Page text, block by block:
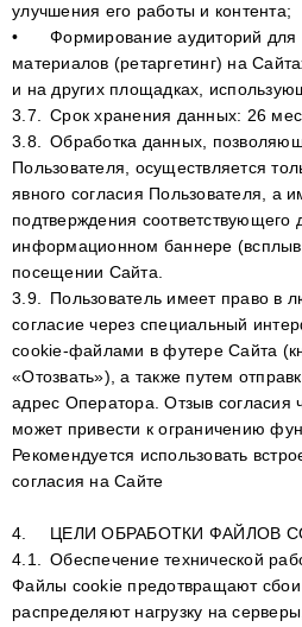
улучшения его работы и контента;
•
Формирование аудиторий для
материалов (ретаргетинг) на
и на других площадках,
3.7.
Срок хранения данных: 26
3.8.
Обработка данных,
Пользователя, осуществляется
явного согласия Пользователя, а
подтверждения соответствующего
информационном баннере
посещении Сайта.
3.9.
Пользователь имеет право в
согласие через специальный
cookie-файлами в футере Сайта
«Отозвать»), а также путем
адрес Оператора. Отзыв согласия
может привести к ограничению
Рекомендуется использовать
согласия на Сайте
4.
ЦЕЛИ ОБРАБОТКИ ФАЙЛОВ
4.1.
Обеспечение технической
Файлы cookie предотвращают сбои
распределяют нагрузку на